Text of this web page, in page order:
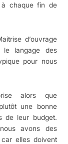
à chaque fin de
d’ouvrage
langage des
pour nous
alors que
une bonne
de leur budget.
avons des
elles doivent